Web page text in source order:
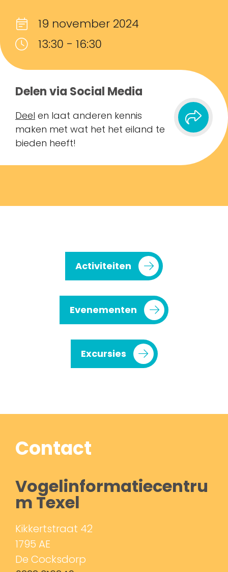
19 november 2024
13:30 - 16:30
Delen via Social Media
Deel en laat anderen kennis
maken met wat het het eiland te
bieden heeft!
Activiteiten
Evenementen
Excursies
Contact
Vogelinformatiecentru
m Texel
Kikkertstraat 42
1795 AE
De Cocksdorp